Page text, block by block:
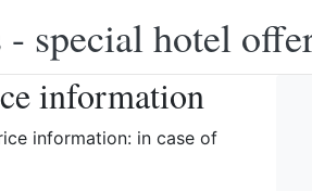
special hotel
information
information: in case of